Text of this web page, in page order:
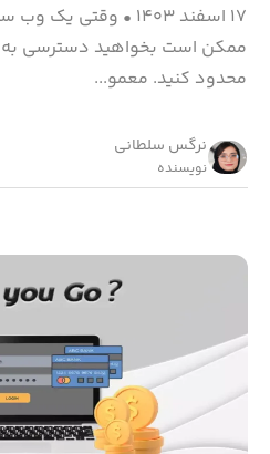
۱۷ اسفند ۱۴۰۳ • وقتی یک وب
ممکن است بخواهید دسترسی
محدود کنید. معمو...
نرگس سلطانی
نویسنده